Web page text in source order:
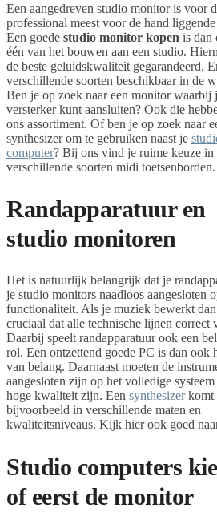
Een aangedreven studio monitor is voor
professional meest voor de hand
Een goede studio monitor kopen is dan
één van het bouwen aan een studio.
de beste geluidskwaliteit gegarandeerd.
verschillende soorten beschikbaar in de
Ben je op zoek naar een monitor waarbij
versterker kunt aansluiten? Ook die
ons assortiment. Of ben je op zoek naar
synthesizer om te gebruiken naast je
computer? Bij ons vind je ruime keuze in
verschillende soorten midi toetsenborden.
Randapparatuur en
studio monitoren
Het is natuurlijk belangrijk dat je
je studio monitors naadloos aangesloten
functionaliteit. Als je muziek bewerkt
cruciaal dat alle technische lijnen correct
Daarbij speelt randapparatuur ook een
rol. Een ontzettend goede PC is dan ook
van belang. Daarnaast moeten de
aangesloten zijn op het volledige
hoge kwaliteit zijn. Een synthesizerkomt
bijvoorbeeld in verschillende maten en
kwaliteitsniveaus. Kijk hier ook goed
Studio computers
of eerst de monitor